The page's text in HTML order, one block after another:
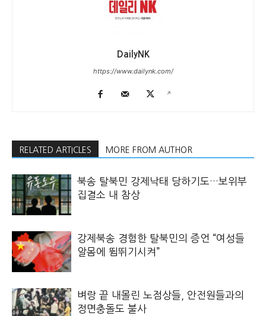
DailyNK
https://www.dailynk.com/
RELATED ARTICLES MORE FROM AUTHOR
북송 탈북민 강제낙태 당하기도…보위부
집결소 내 참상
강제북송 경험한 탈북민의 증언 “여성들
알몸에 뜀뛰기시켜”
벼랑 끝 내몰린 노점상들, 안전원들과의
정면충돌도 불사